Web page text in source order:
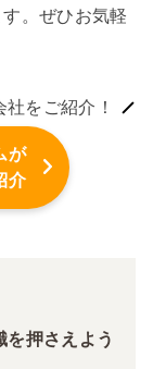
。ぜひお気軽
をご紹介！
が
介
押さえよう